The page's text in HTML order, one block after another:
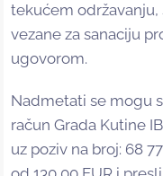
tekućem održavanju,
vezane za sanaciju
ugovorom.
Nadmetati se mogu
račun Grada Kutine
uz poziv na broj: 68